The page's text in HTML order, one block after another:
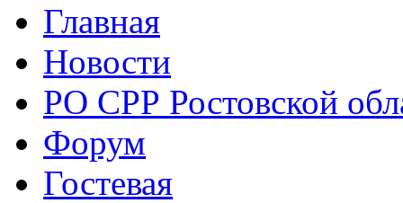
Главная
Новости
РО СРР Ростовской
Форум
Гостевая